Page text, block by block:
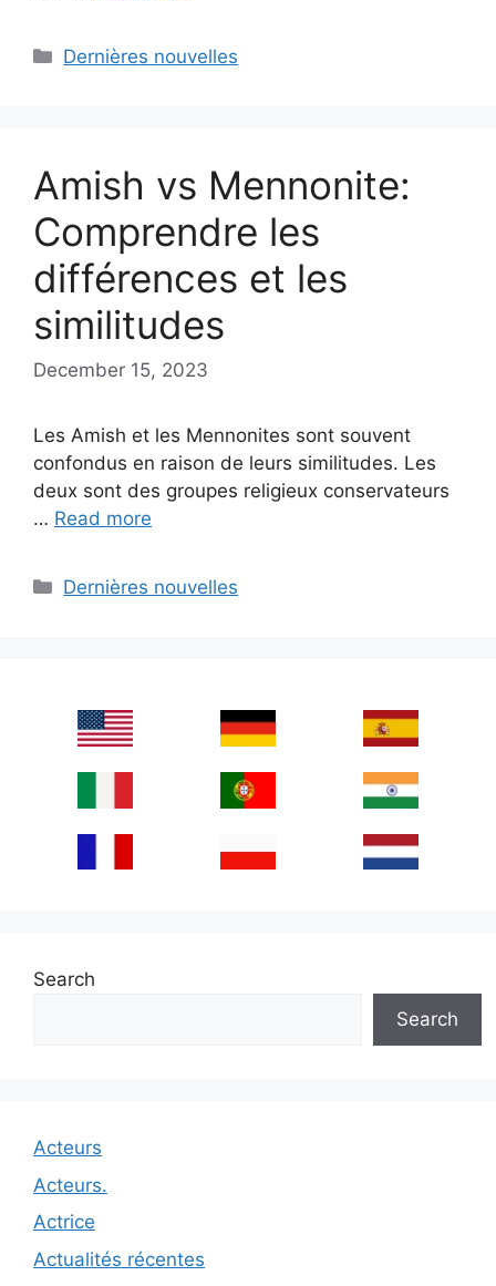
Categories
Dernières nouvelles
Amish vs Mennonite:
Comprendre les
différences et les
similitudes
December 15, 2023
Les Amish et les Mennonites sont souvent
confondus en raison de leurs similitudes. Les
deux sont des groupes religieux conservateurs
… Read more
Categories
Dernières nouvelles
Search
Search
Acteurs
Acteurs.
Actrice
Actualités récentes